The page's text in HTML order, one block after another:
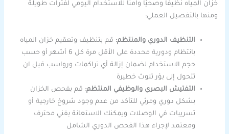
خزان المياه نظيفًا وصحيًا وآمنًا للاستخدام اليومي لفترات طويلة
ومنها بالتفصيل العملي:
التنظيف الدوري والمنتظم: قم بتنظيف وتعقيم خزان المياه
بانتظام ودورية محددة على الأقل مرة كل 6 أشهر أو حسب
حجم الاستخدام لضمان إزالة أي تراكمات ورواسب قبل ان
تتحول إلى بؤر تلوث خطيرة
التفتيش البصري والوظيفي المنتظم: قم بفحص الخزان
بشكل دوري ومرئي للتأكد من عدم وجود شروخ خارجية أو
تسريبات في الوصلات ويمكنك الاستعانة بفني محترف
ومعتمد لإجراء هذا الفحص الدوري الشامل